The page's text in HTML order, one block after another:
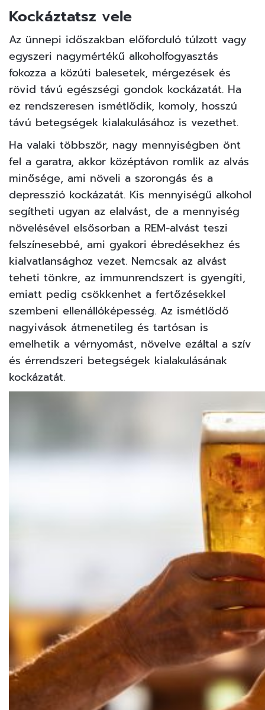
Kockáztatsz vele
Az ünnepi időszakban előforduló túlzott vagy
egyszeri nagymértékű alkoholfogyasztás
fokozza a közúti balesetek, mérgezések és
rövid távú egészségi gondok kockázatát. Ha
ez rendszeresen ismétlődik, komoly, hosszú
távú betegségek kialakulásához is vezethet.
Ha valaki többször, nagy mennyiségben önt
fel a garatra, akkor középtávon romlik az alvás
minősége, ami növeli a szorongás és a
depresszió kockázatát. Kis mennyiségű alkohol
segítheti ugyan az elalvást, de a mennyiség
növelésével elsősorban a REM-alvást teszi
felszínesebbé, ami gyakori ébredésekhez és
kialvatlansághoz vezet. Nemcsak az alvást
teheti tönkre, az immunrendszert is gyengíti,
emiatt pedig csökkenhet a fertőzésekkel
szembeni ellenállóképesség. Az ismétlődő
nagyivások átmenetileg és tartósan is
emelhetik a vérnyomást, növelve ezáltal a szív
és érrendszeri betegségek kialakulásának
kockázatát.